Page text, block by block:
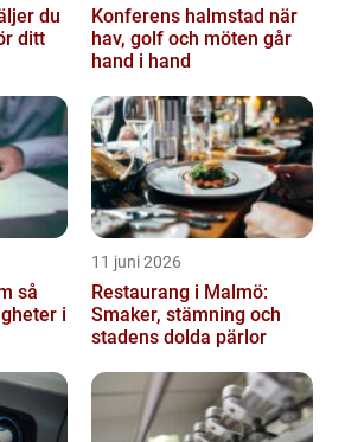
ditt
Konferens halmstad när
hav, golf och möten går
hand i hand
i
11 juni 2026
Restaurang i Malmö:
Smaker, stämning och
stadens dolda pärlor